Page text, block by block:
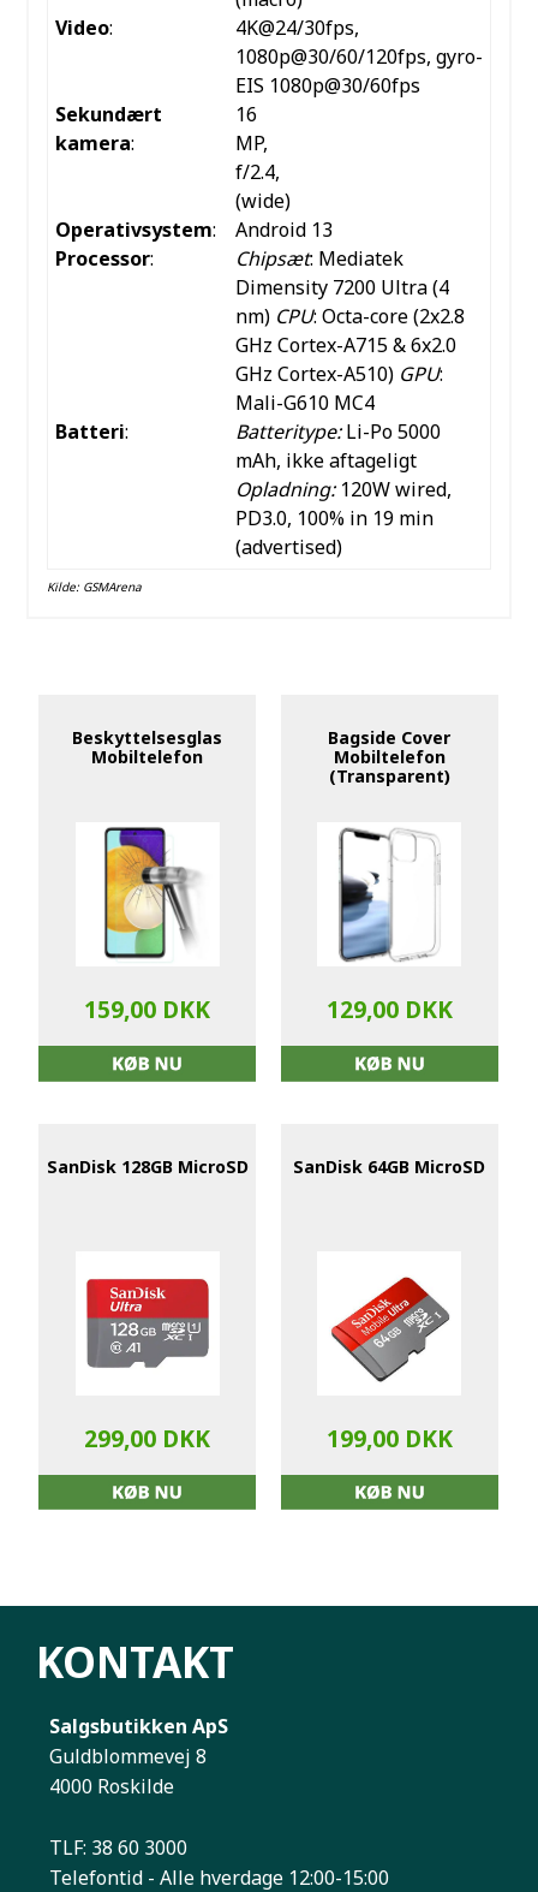
Video:
4K@24/30fps,
1080p@30/60/120fps, gyro-
EIS 1080p@30/60fps
Sekundært
kamera:
16
MP,
f/2.4,
(wide)
Operativsystem:
Android 13
Processor: Chipsæt: Mediatek
Dimensity 7200 Ultra (4
nm) CPU: Octa-core (2x2.8
GHz Cortex-A715 & 6x2.0
GHz Cortex-A510) GPU:
Mali-G610 MC4
Batteri: Batteritype:Li-Po 5000
mAh, ikke aftageligt
Opladning:120W wired,
PD3.0, 100% in 19 min
(advertised)
Kilde: GSMArena
Beskyttelsesglas
Mobiltelefon
159,00 DKK
Bagside Cover
Mobiltelefon
(Transparent)
129,00 DKK
SanDisk 128GB MicroSD
299,00 DKK
SanDisk 64GB MicroSD
199,00 DKK
KONTAKT
Salgsbutikken ApS
Guldblommevej 8
4000 Roskilde
TLF: 38 60 3000
Telefontid - Alle hverdage 12:00-15:00